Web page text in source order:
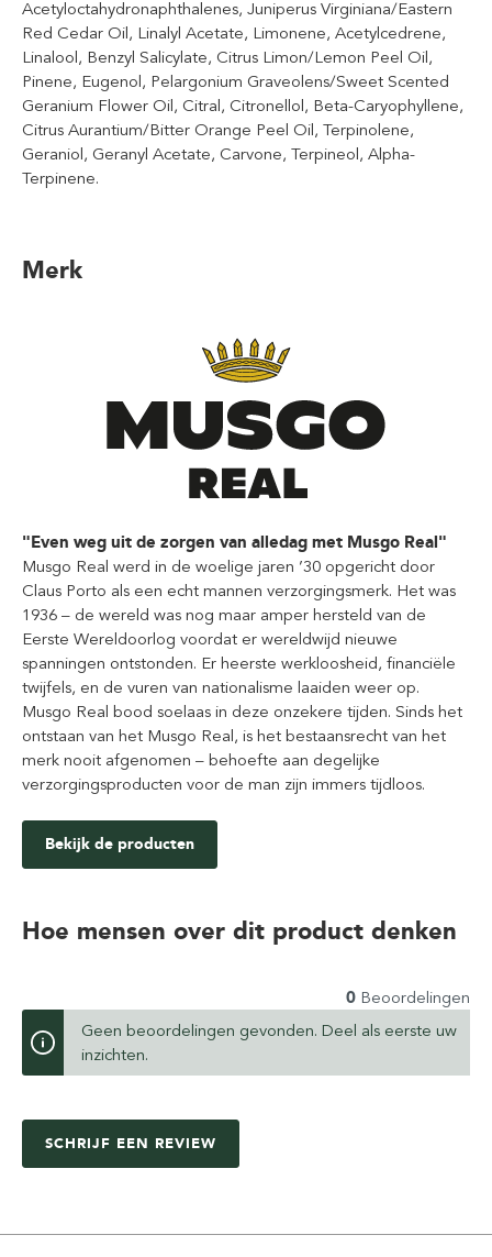
Acetyloctahydronaphthalenes, Juniperus Virginiana/Eastern
Red Cedar Oil, Linalyl Acetate, Limonene, Acetylcedrene,
Linalool, Benzyl Salicylate, Citrus Limon/Lemon Peel Oil,
Pinene, Eugenol, Pelargonium Graveolens/Sweet Scented
Geranium Flower Oil, Citral, Citronellol, Beta-Caryophyllene,
Citrus Aurantium/Bitter Orange Peel Oil, Terpinolene,
Geraniol, Geranyl Acetate, Carvone, Terpineol, Alpha-
Terpinene.
Merk
"Even weg uit de zorgen van alledag met Musgo Real"
Musgo Real werd in de woelige jaren ’30 opgericht door
Claus Porto als een echt mannen verzorgingsmerk. Het was
1936 – de wereld was nog maar amper hersteld van de
Eerste Wereldoorlog voordat er wereldwijd nieuwe
spanningen ontstonden. Er heerste werkloosheid, financiële
twijfels, en de vuren van nationalisme laaiden weer op.
Musgo Real bood soelaas in deze onzekere tijden. Sinds het
ontstaan van het Musgo Real, is het bestaansrecht van het
merk nooit afgenomen – behoefte aan degelijke
verzorgingsproducten voor de man zijn immers tijdloos.
Bekijk de producten
Hoe mensen over dit product denken
0 Beoordelingen
Geen beoordelingen gevonden. Deel als eerste uw
inzichten.
SCHRIJF EEN REVIEW